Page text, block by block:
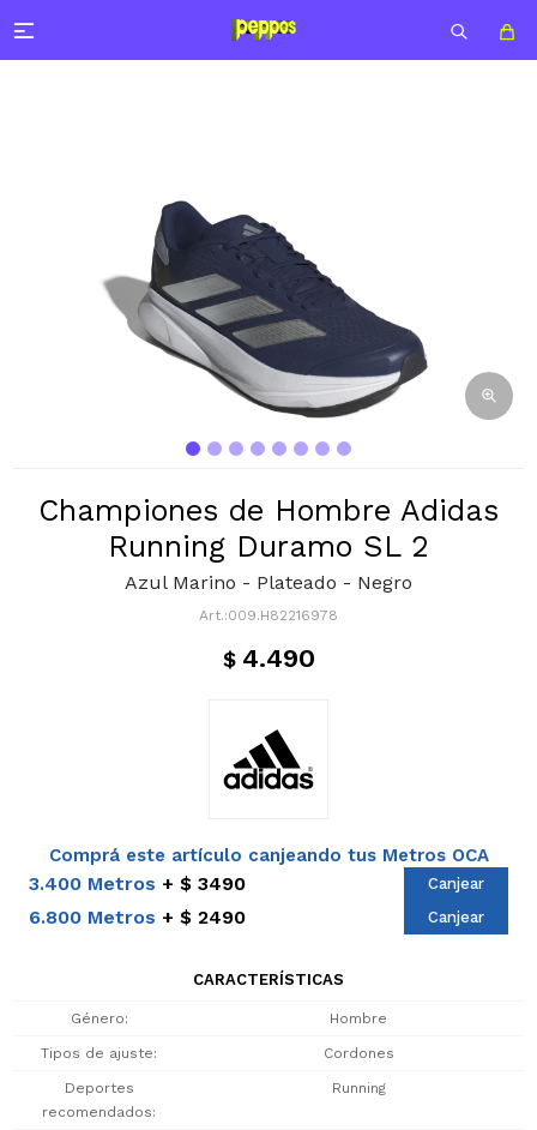

Championes de Hombre Adidas
Running Duramo SL 2
Azul Marino - Plateado - Negro
009.H82216978
$ 4.490
Comprá este artículo canjeando tus Metros OCA
3.400 Metros $ 3490 Canjear
6.800 Metros $ 2490 Canjear
CARACTERÍSTICAS
Género Hombre
Tipos de ajuste Cordones
Deportes
recomendados
Running